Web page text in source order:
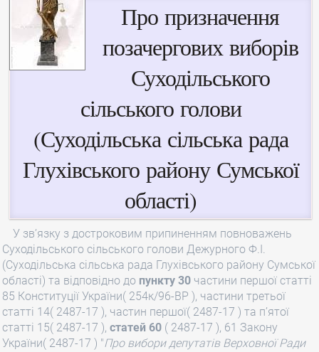
Про призначення
позачергових виборів
Суходільського
сільського голови
(Суходільська сільська рада
Глухівського району Сумської
області)
У зв’язку з достроковим припиненням повноважень
Суходільського сільського голови Дежурного Ф.І.
(Суходільська сільська рада Глухівського району Сумської
області) та відповідно до пункту 30 частини першої статті
85 Конституції України( 254к/96-ВР ), частини третьої
статті 14( 2487-17 ), частин першої( 2487-17 ) та п’ятої
статті 15( 2487-17 ), статей 60 ( 2487-17 ), 61 Закону
України( 2487-17 ) "Про вибори депутатів Верховної Ради